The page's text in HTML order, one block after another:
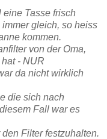
Tasse frisch
gleich, so heiss
kommen.
von der Oma,
- NUR
da nicht wirklich
die sich nach
Fall war es
Filter festzuhalten.